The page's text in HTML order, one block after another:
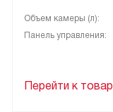
Объем камеры (л):
Панель управления:
Перейти к